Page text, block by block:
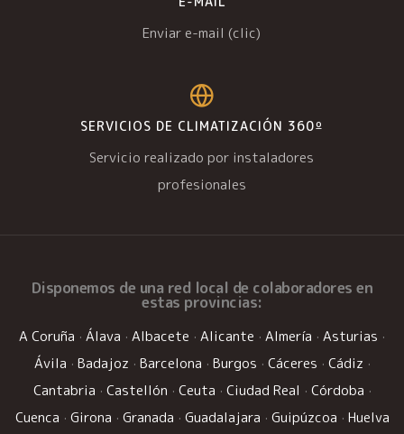
Enviar e-mail (clic)
SERVICIOS DE CLIMATIZACIÓN 360º
Servicio realizado por instaladores
profesionales
Disponemos de una red local de colaboradores en
estas provincias:
A Coruña · Álava · Albacete · Alicante · Almería · Asturias ·
Ávila · Badajoz · Barcelona · Burgos · Cáceres · Cádiz ·
Cantabria · Castellón · Ceuta · Ciudad Real · Córdoba ·
Cuenca · Girona · Granada · Guadalajara · Guipúzcoa · Huelva